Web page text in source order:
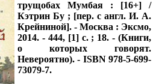
трущобах Мумбая : [16+] /
Кэтрин Бу ; [пер. с англ. И. А.
Крейниной]. - Москва : Эксмо,
2014. - 444, [1] с. ; 18. - (Книги,
о которых говорят.
Невероятно). - ISBN 978-5-699-
73079-7.